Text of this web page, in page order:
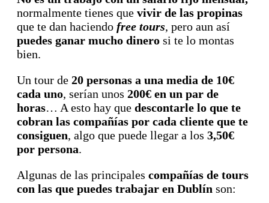
normalmente tienes que vivir de las propinas
que te dan haciendo free tours, pero aun así
puedes ganar mucho dinero si te lo montas
bien.
Un tour de 20 personas a una media de 10€
cada uno, serían unos 200€ en un par de
horas… A esto hay que descontarle lo que te
cobran las compañías por cada cliente que te
consiguen, algo que puede llegar a los 3,50€
por persona.
Algunas de las principales compañías de tours
con las que puedes trabajar en Dublín son: